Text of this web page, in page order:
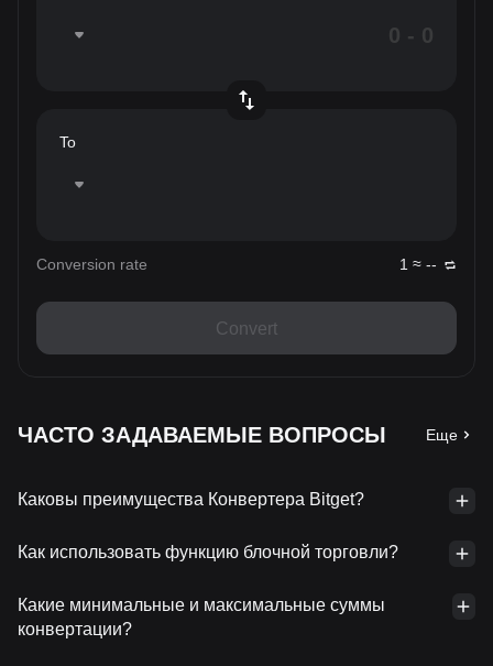
To
Conversion rate 1 ≈ --
Convert
ЧАСТО ЗАДАВАЕМЫЕ ВОПРОСЫ Еще
Каковы преимущества Конвертера Bitget?
Как использовать функцию блочной торговли?
Какие минимальные и максимальные суммы
конвертации?